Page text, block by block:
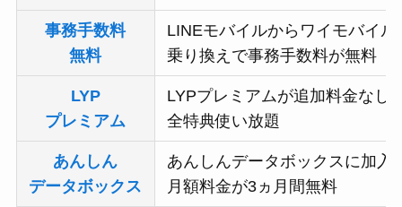
事務手数料
無料
LINEモバイルからワイモバイル
乗り換えで事務手数料が無料
LYP
プレミアム
LYPプレミアムが追加料金なし
全特典使い放題
あんしん
データボックス
あんしんデータボックスに加入
月額料金が3ヵ月間無料